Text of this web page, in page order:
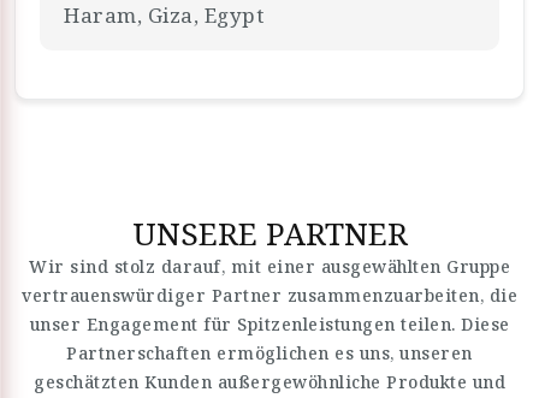
Haram, Giza, Egypt
UNSERE PARTNER
Wir sind stolz darauf, mit einer ausgewählten Gruppe
vertrauenswürdiger Partner zusammenzuarbeiten, die
unser Engagement für Spitzenleistungen teilen. Diese
Partnerschaften ermöglichen es uns, unseren
geschätzten Kunden außergewöhnliche Produkte und